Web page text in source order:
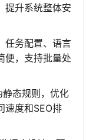
提升系统整体安
任务配置、语言
便，支持批量处
态规则，优化
速度和SEO排